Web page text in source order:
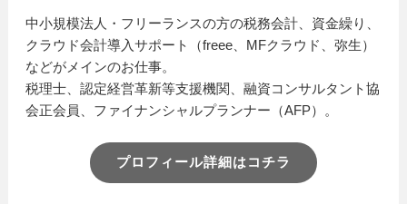
中小規模法人・フリーランスの方の税務会計、資金繰り、
クラウド会計導入サポート（freee、MFクラウド、弥生）
などがメインのお仕事。
税理士、認定経営革新等支援機関、融資コンサルタント協
会正会員、ファイナンシャルプランナー（AFP）。
プロフィール詳細はコチラ